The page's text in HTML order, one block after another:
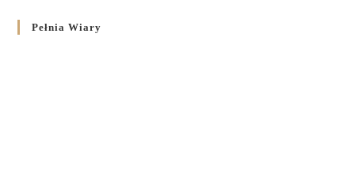
Pełnia Wiary